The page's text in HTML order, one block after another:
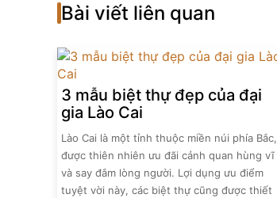
Bài viết liên quan
3 mẫu biệt thự đẹp của đại
gia Lào Cai
Lào Cai là một tỉnh thuộc miền núi phía Bắc,
được thiên nhiên ưu đãi cảnh quan hùng vĩ
và say đắm lòng người. Lợi dụng ưu điểm
tuyệt vời này, các biệt thự cũng được thiết